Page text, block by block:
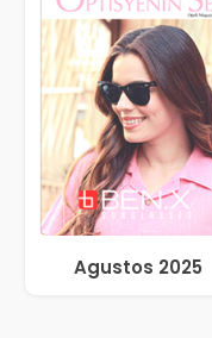
Agustos 2025